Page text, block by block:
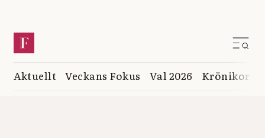
Aktuellt Veckans Fokus Val 2026 Krönikor